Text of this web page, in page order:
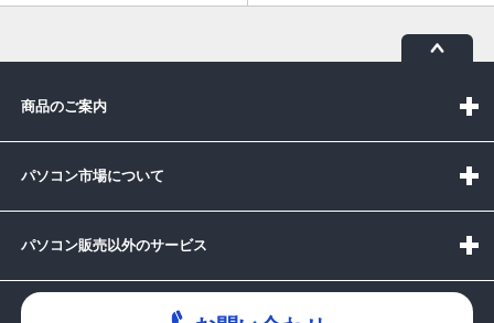
商品のご案内
パソコン市場について
パソコン販売以外のサービス